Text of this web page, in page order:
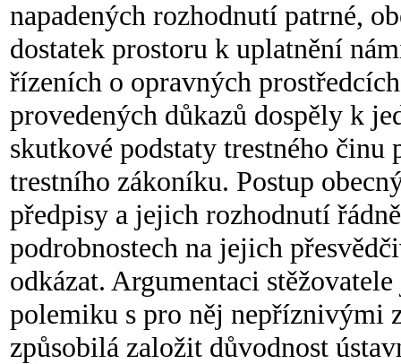
napadených rozhodnutí patrné,
dostatek prostoru k uplatnění
řízeních o opravných
provedených důkazů dospěly k
skutkové podstaty trestného
trestního zákoníku. Postup
předpisy a jejich rozhodnutí
podrobnostech na jejich
odkázat. Argumentaci
polemiku s pro něj nepříznivými
způsobilá založit důvodnost